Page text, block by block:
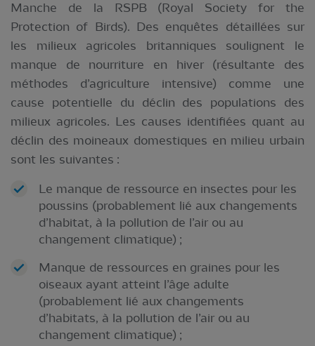
Manche de la RSPB (Royal Society for the
Protection of Birds). Des enquêtes détaillées sur
les milieux agricoles britanniques soulignent le
manque de nourriture en hiver (résultante des
méthodes d’agriculture intensive) comme une
cause potentielle du déclin des populations des
milieux agricoles. Les causes identifiées quant au
déclin des moineaux domestiques en milieu urbain
sont les suivantes :
Le manque de ressource en insectes pour les
poussins (probablement lié aux changements
d’habitat, à la pollution de l’air ou au
changement climatique) ;
Manque de ressources en graines pour les
oiseaux ayant atteint l’âge adulte
(probablement lié aux changements
d’habitats, à la pollution de l’air ou au
changement climatique) ;